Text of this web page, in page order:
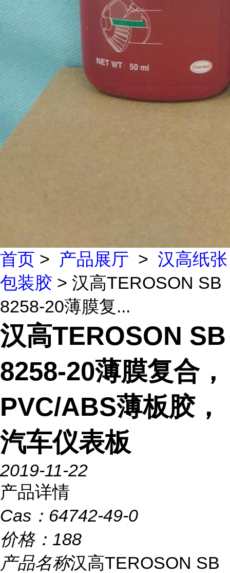
首页 > 产品展厅 > 汉高纸张
包装胶 > 汉高TEROSON SB
8258-20薄膜复...
汉高TEROSON SB
8258-20薄膜复合，
PVC/ABS薄板胶，
汽车仪表板
2019-11-22
产品详情
Cas： 64742-49-0
价格： 188
产品名称汉高TEROSON SB